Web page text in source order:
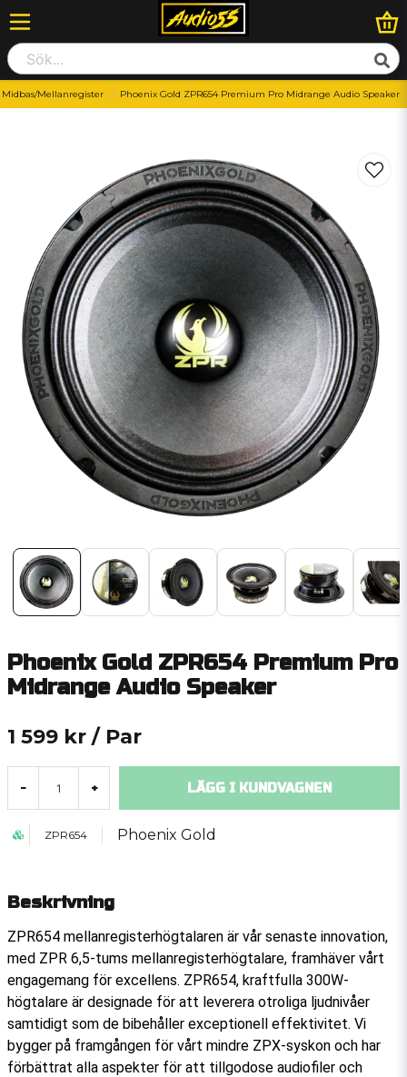
Midbas/Mellanregister Phoenix Gold ZPR654 Premium Pro Midrange Audio Speaker
Phoenix Gold ZPR654 Premium Pro
Midrange Audio Speaker
1 599 kr / Par
- + LÄGG I KUNDVAGNEN
ZPR654 Phoenix Gold
Beskrivning
ZPR654 mellanregisterhögtalaren är vår senaste innovation,
med ZPR 6,5-tums mellanregisterhögtalare, framhäver vårt
engagemang för excellens. ZPR654, kraftfulla 300W-
högtalare är designade för att leverera otroliga ljudnivåer
samtidigt som de bibehåller exceptionell effektivitet. Vi
bygger på framgången för vårt mindre ZPX-syskon och har
förbättrat alla aspekter för att tillgodose audiofiler och